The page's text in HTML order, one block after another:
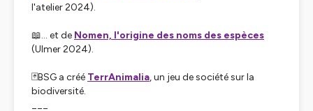
l'atelier 2024).
📖… et de Nomen, l'origine des noms des espèces
(Ulmer 2024).
🃏BSG a créé TerrAnimalia, un jeu de société sur la
biodiversité.